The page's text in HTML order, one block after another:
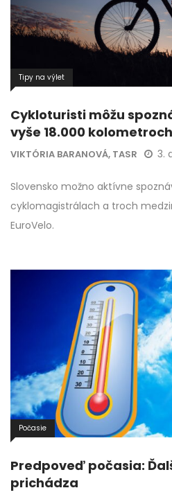
Tipy na výlet
Cykloturisti môžu
vyše 18.000
VIKTÓRIA BARANOVÁ, TASR 3.
Slovensko možno aktívne
cyklomagistrálach a troch
EuroVelo.
Počasie
Predpoveď počasia:
prichádza